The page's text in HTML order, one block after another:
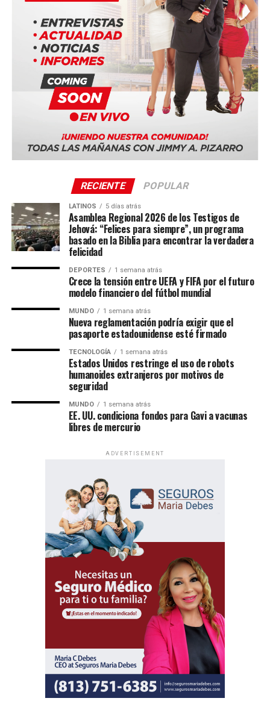
Bucarest, Rumania
Ciudad de Panamá, Panamá (Panama Convention
Quito, Ecuador
Sevilla, España
La serie mundial también incluye sedes en Costa Rica,
Portugal, Sudáfrica y Tailandia.
Un evento de alcance mundial
Las Asambleas Regionales “Felices para siempre” se
celebran en más de 230 países, mediante la organización
de más de 6,000 asambleas presentadas en más de 500
Por su parte, las Asambleas Internacionales ofrecerán el
permitiendo que personas de diversas culturas e idiomas
participen de un mismo contenido bíblico.
Además del programa espiritual, los delegados
internacionales participarán en actividades de predicación
local y en oportunidades de intercambio de ánimo con
hermanos de distintas partes del mundo.
Al igual que las asambleas regionales, la entrada a todas
las asambleas internacionales es completamente gratuita
y no se realizan colectas de dinero.
La información oficial sobre fechas, lugares y el programa
completo de las Asambleas Regionales e Internacionales
está disponible en JW.ORG.
RECIENTE POPULAR
LATINOS 5 días atrás
Asamblea Regional 2026 de los Testigos de
Jehová: “Felices para siempre”, un programa
basado en la Biblia para encontrar la verdadera
felicidad
DEPORTES 1 semana atrás
Crece la tensión entre UEFA y FIFA por el futuro
modelo financiero del fútbol mundial
MUNDO 1 semana atrás
Nueva reglamentación podría exigir que el
pasaporte estadounidense esté firmado
TECNOLOGÍA 1 semana atrás
Estados Unidos restringe el uso de robots
humanoides extranjeros por motivos de
seguridad
MUNDO 1 semana atrás
EE. UU. condiciona fondos para Gavi a vacunas
libres de mercurio
ADVERTISEMENT